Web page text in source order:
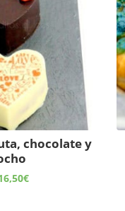
chocolate y
€